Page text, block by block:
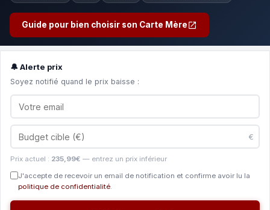
Guide pour bien choisir son Carte Mère
🔔 Alerte prix
Soyez notifié quand le prix baisse :
€
Prix actuel : 235,99€ — entrez un prix inférieur
J'accepte de recevoir un email de notification et confirme avoir lu la
politique de confidentialité.